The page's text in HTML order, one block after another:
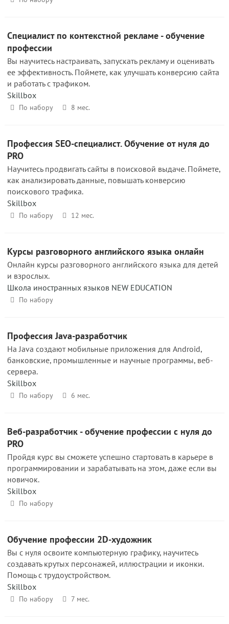
Специалист по контекстной рекламе - обучение
профессии
Вы научитесь настраивать, запускать рекламу и оценивать
ее эффективность. Поймете, как улучшать конверсию сайта
и работать с трафиком.
Skillbox
По набору 8 мес.
Профессия SEO-специалист. Обучение от нуля до
PRO
Научитесь продвигать сайты в поисковой выдаче. Поймете,
как анализировать данные, повышать конверсию
поискового трафика.
Skillbox
По набору 12 мес.
Курсы разговорного английского языка онлайн
Онлайн курсы разговорного английского языка для детей
и взрослых.
Школа иностранных языков NEW EDUCATION
По набору
Профессия Java-разработчик
На Java создают мобильные приложения для Android,
банковские, промышленные и научные программы, веб-
сервера.
Skillbox
По набору 6 мес.
Веб-разработчик - обучение профессии с нуля до
PRO
Пройдя курс вы сможете успешно стартовать в карьере в
программировании и зарабатывать на этом, даже если вы
новичок.
Skillbox
По набору
Обучение профессии 2D-художник
Вы с нуля освоите компьютерную графику, научитесь
создавать крутых персонажей, иллюстрации и иконки.
Помощь с трудоустройством.
Skillbox
По набору 7 мес.